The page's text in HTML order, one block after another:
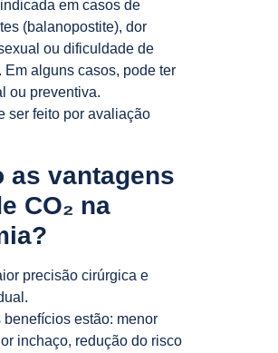
em casos de
(balanopostite), dor
ou dificuldade de
Em alguns casos, pode ter
ou preventiva.
ser feito por avaliação
as vantagens
CO₂ na
precisão cirúrgica e
estão: menor
inchaço, redução do risco